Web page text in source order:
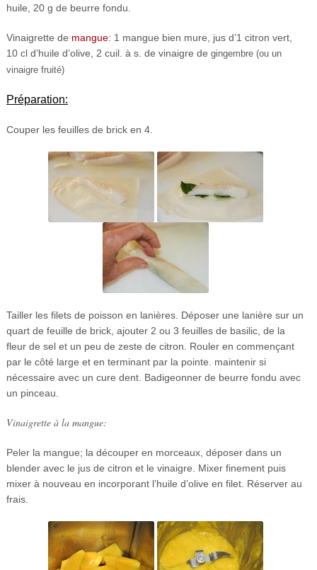
huile, 20 g de beurre fondu.
Vinaigrette de mangue: 1 mangue bien mure, jus d’1 citron vert,
10 cl d’huile d’olive, 2 cuil. à s. de vinaigre de gingembre (ou un
vinaigre fruité)
Préparation:
Couper les feuilles de brick en 4.
Tailler les filets de poisson en lanières. Déposer une lanière sur un
quart de feuille de brick, ajouter 2 ou 3 feuilles de basilic, de la
fleur de sel et un peu de zeste de citron. Rouler en commençant
par le côté large et en terminant par la pointe. maintenir si
nécessaire avec un cure dent. Badigeonner de beurre fondu avec
un pinceau.
Vinaigrette à la mangue:
Peler la mangue; la découper en morceaux, déposer dans un
blender avec le jus de citron et le vinaigre. Mixer finement puis
mixer à nouveau en incorporant l’huile d’olive en filet. Réserver au
frais.